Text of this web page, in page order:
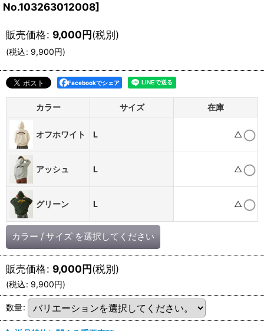
No.103263012008]
販売価格: 9,000円(税別)
(税込: 9,900円)
Facebookでシェア
カラー サイズ 在庫
オフホワイト L △
アッシュ L △
グリーン L △
カラー / サイズ を選択してください
販売価格: 9,000円(税別)
(税込: 9,900円)
数量: